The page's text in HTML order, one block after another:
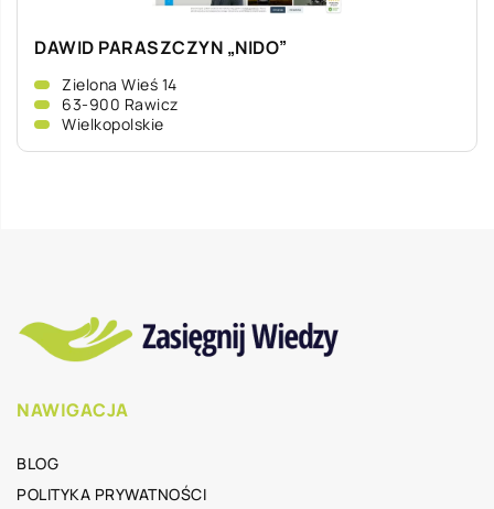
DAWID PARASZCZYN „NIDO”
Zielona Wieś 14
63-900 Rawicz
Wielkopolskie
NAWIGACJA
BLOG
POLITYKA PRYWATNOŚCI